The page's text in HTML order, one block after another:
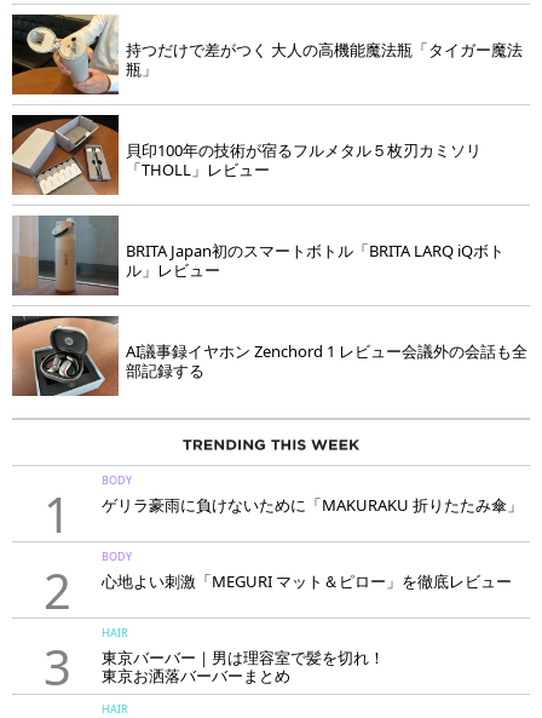
持つだけで差がつく 大人の高機能魔法瓶「タイガー魔法
瓶」
貝印100年の技術が宿るフルメタル５枚刃カミソリ
「THOLL」レビュー
BRITA Japan初のスマートボトル「BRITA LARQ iQボト
ル」レビュー
AI議事録イヤホン Zenchord 1 レビュー会議外の会話も全
部記録する
1
BODY
ゲリラ豪雨に負けないために「MAKURAKU 折りたたみ傘」
2
BODY
心地よい刺激「MEGURI マット＆ピロー」を徹底レビュー
3
HAIR
東京バーバー｜男は理容室で髪を切れ！
東京お洒落バーバーまとめ
HAIR